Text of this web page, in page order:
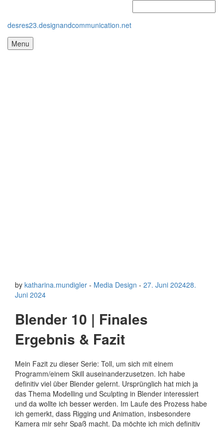
desres23.designandcommunication.net
Menu
by katharina.mundigler - Media Design - 27. Juni 202428.
Juni 2024
Blender 10 | Finales
Ergebnis & Fazit
Mein Fazit zu dieser Serie: Toll, um sich mit einem
Programm/einem Skill auseinanderzusetzen. Ich habe
definitiv viel über Blender gelernt. Ursprünglich hat mich ja
das Thema Modelling und Sculpting in Blender interessiert
und da wollte ich besser werden. Im Laufe des Prozess habe
ich gemerkt, dass Rigging und Animation, insbesondere
Kamera mir sehr Spaß macht. Da möchte ich mich definitiv